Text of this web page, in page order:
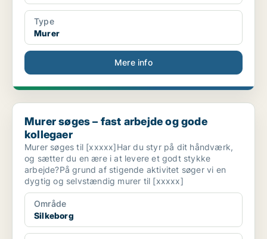
Type
Murer
Mere info
Murer søges – fast arbejde og gode kollegaer
Murer søges – fast arbejde og gode
kollegaer
Murer søges til [xxxxx]Har du styr på dit håndværk,
og sætter du en ære i at levere et godt stykke
arbejde?På grund af stigende aktivitet søger vi en
dygtig og selvstændig murer til [xxxxx]
Område
Silkeborg